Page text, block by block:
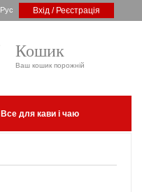
Рус Вхід / Реєстрація
Кошик
Ваш кошик порожній
Все для кави і чаю